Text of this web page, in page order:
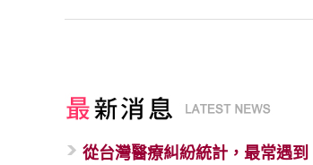
從台灣醫療糾紛統計，最常遇到